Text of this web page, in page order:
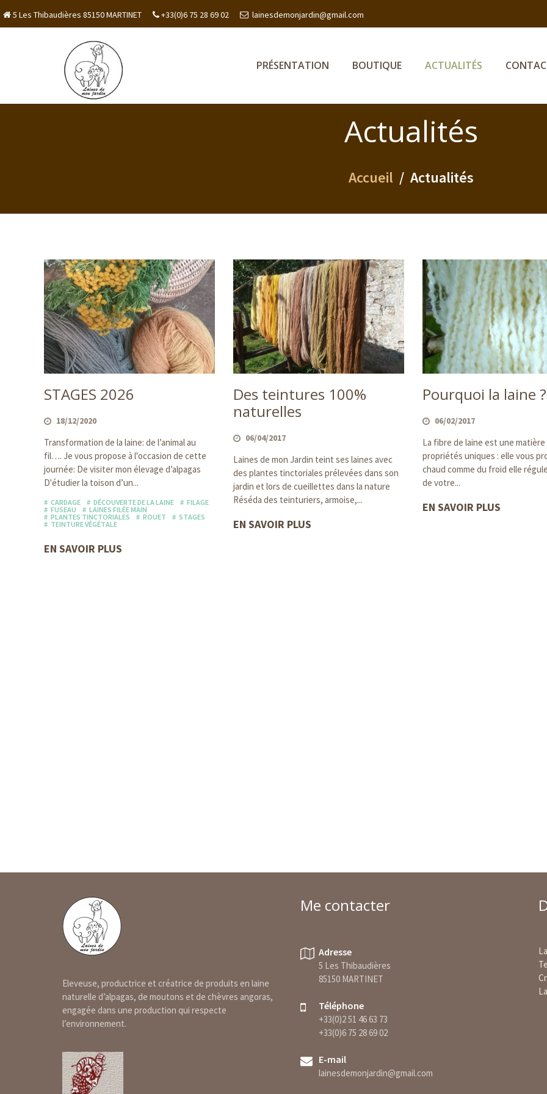
5 Les Thibaudières 85150 MARTINET +33(0)6 75 28 69 02 lainesdemonjardin@gmail.com
PRÉSENTATION BOUTIQUE ACTUALITÉS
Actualités
Accueil Actualités
STAGES 2026
18/12/2020
Transformation de la laine: de l’animal au
fil…. Je vous propose à l'occasion de cette
journée: De visiter mon élevage d’alpagas
D'étudier la toison d’un...
CARDAGE DÉCOUVERTE DE LA LAINE
FILAGE
FUSEAU
LAINES FILÉE MAIN
PLANTES TINCTORIALES
ROUET
STAGES
TEINTURE VÉGÉTALE
EN SAVOIR PLUS
Des teintures 100%
naturelles
06/04/2017
Laines de mon Jardin teint ses laines avec
des plantes tinctoriales prélevées dans son
jardin et lors de cueillettes dans la nature
Réséda des teinturiers, armoise,...
EN SAVOIR PLUS
Pourquoi la laine ?
06/02/2017
La fibre de laine est une
propriétés uniques : elle vous
chaud comme du froid elle
de votre...
EN SAVOIR PLUS
Eleveuse, productrice et créatrice de produits en laine
naturelle d’alpagas, de moutons et de chèvres angoras,
engagée dans une production qui respecte
l’environnement.
Me contacter
Adresse
5 Les Thibaudières
85150 MARTINET
Téléphone
+33(0)2 51 46 63 73
+33(0)6 75 28 69 02
E-mail
lainesdemonjardin@gmail.com